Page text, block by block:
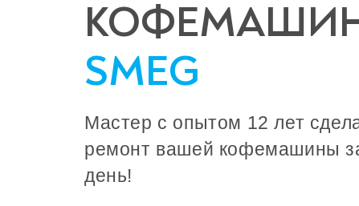
SMEG
Мастер с опытом 12 лет
ремонт вашей кофемашины
день!